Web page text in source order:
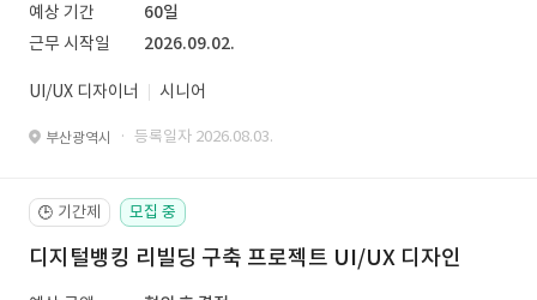
예상 기간
60일
근무 시작일
2026.09.02.
UI/UX 디자이너 시니어
부산광역시 · 등록일자 2026.08.03.
🕒 기간제 모집 중
디지털뱅킹 리빌딩 구축 프로젝트 UI/UX 디자인